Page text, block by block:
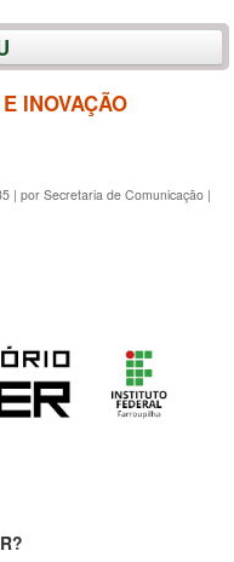
INOVAÇÃO
| por Secretaria de Comunicação |